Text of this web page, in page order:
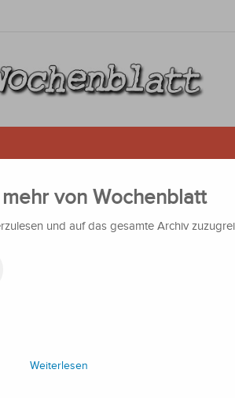
aktualisierten
von Wochenblatt
und auf das gesamte Archiv
Weiterlesen